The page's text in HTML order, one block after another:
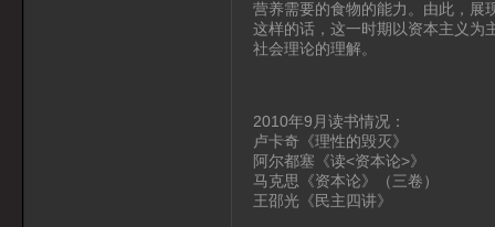
营养需要的食物的能力。由此，展
这样的话，这一时期以资本主义为
社会理论的理解。
2010年9月读书情况：
卢卡奇《理性的毁灭》
阿尔都塞《读<资本论>》
马克思《资本论》（三卷）
王邵光《民主四讲》